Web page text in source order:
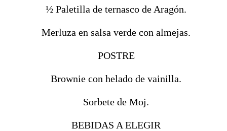
½ Paletilla de ternasco de Aragón.
Merluza en salsa verde con almejas.
POSTRE
Brownie con helado de vainilla.
Sorbete de Moj.
BEBIDAS A ELEGIR